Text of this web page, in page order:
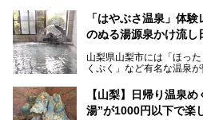
では循環濾過の沸かし湯
温泉。まさに価格破壊と
室や無料朝食などをご紹
コスパ宿の全貌を徹底解
なかなか体験できない、
が山梨にあります。
ぴあ」の魅力をご紹介し
提供元：株式会社湯ーと
この記事は株式会社湯ー
「はやぶさ温泉」体
のぬる湯源泉かけ流し
山梨県山梨市には「ほっ
くぷく」など有名な温泉
です。今回紹介する「は
はもちろん、絶景や地元
す。
【山梨】日帰り温泉
湯”が1000円以下で楽